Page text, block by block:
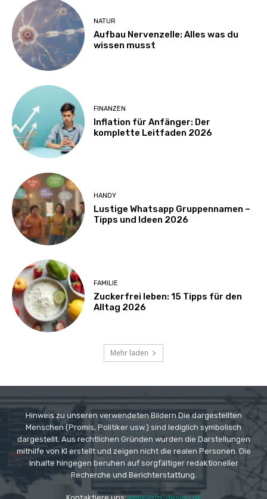
NATUR
Aufbau Nervenzelle: Alles was du
wissen musst
FINANZEN
Inflation für Anfänger: Der
komplette Leitfaden 2026
HANDY
Lustige Whatsapp Gruppennamen –
Tipps und Ideen 2026
FAMILIE
Zuckerfrei leben: 15 Tipps für den
Alltag 2026
Mehr laden
Hinweis zu unseren verwendeten Bildern Die dargestellten
Menschen (Promis, Politiker usw.) sind lediglich symbolisch
dargestellt. Aus rechtlichen Gründen wurden die Darstellungen
mithilfe von KI erstellt und zeigen nicht die realen Personen. Die
Inhalte hingegen beruhen auf sorgfältiger redaktioneller
Recherche und Berichterstattung.